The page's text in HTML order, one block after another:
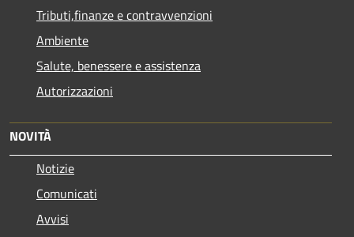
Tributi,finanze e contravvenzioni
Ambiente
Salute, benessere e assistenza
Autorizzazioni
NOVITÀ
Notizie
Comunicati
Avvisi